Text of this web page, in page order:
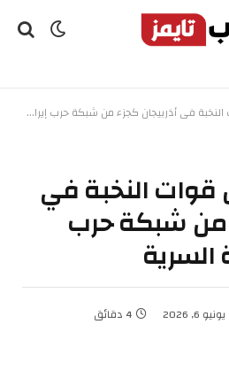
أذربيجان كجزء من شبكة حرب إيران الإقليمية السرية
قوات النخبة في
من شبكة حرب
السرية
يونيو 6, 2026 4 دقائق